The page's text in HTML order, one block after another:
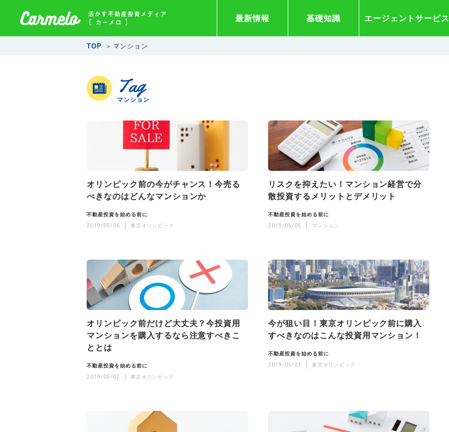
最新情報 基礎知識 エージェントサービス
TOP マンション
Tag
マンション
オリンピック前の今がチャンス！今売る
べきなのはどんなマンションか
不動産投資を始める前に
2019/05/06
東京オリンピック
リスクを抑えたい！マンション経営で分
散投資するメリットとデメリット
不動産投資を始める前に
2019/05/05
マンション
オリンピック前だけど大丈夫？今投資用
マンションを購入するなら注意すべきこ
ととは
不動産投資を始める前に
2019/05/02
東京オリンピック
今が狙い目！東京オリンピック前に購入
すべきなのはこんな投資用マンション！
不動産投資を始める前に
2019/05/01
東京オリンピック